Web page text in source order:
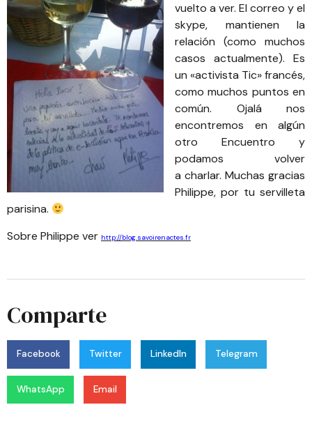
vuelto a ver. El correo y el
skype, mantienen la
relación (como muchos
casos actualmente). Es
un «activista Tic» francés,
como muchos puntos en
común. Ojalá nos
encontremos en algún
otro Encuentro y
podamos volver
a charlar. Muchas gracias
Philippe, por tu servilleta
parisina.
Sobre Philippe ver http://blog.savoirenactes.fr
Comparte
Facebook Twitter LinkedIn Telegram
WhatsApp Email